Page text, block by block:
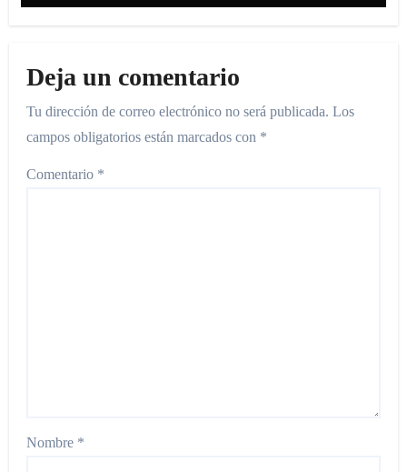
Deja un comentario
Tu dirección de correo electrónico no será publicada. Los
campos obligatorios están marcados con *
Comentario *
Nombre *